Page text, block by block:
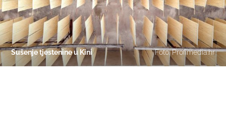
Sušenje tjestenine u Kini Foto: Profimedia.hr